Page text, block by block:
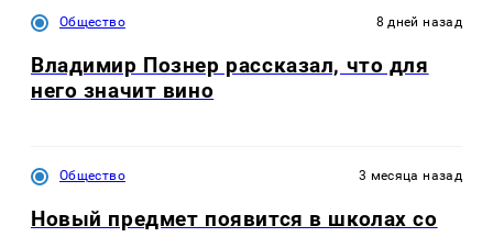
Общество 8 дней назад
Владимир Познер рассказал, что для
него значит вино
Общество 3 месяца назад
Новый предмет появится в школах со